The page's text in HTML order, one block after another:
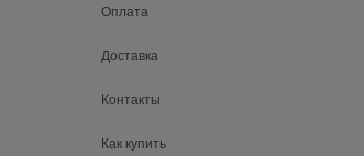
Оплата
Доставка
Контакты
Как купить